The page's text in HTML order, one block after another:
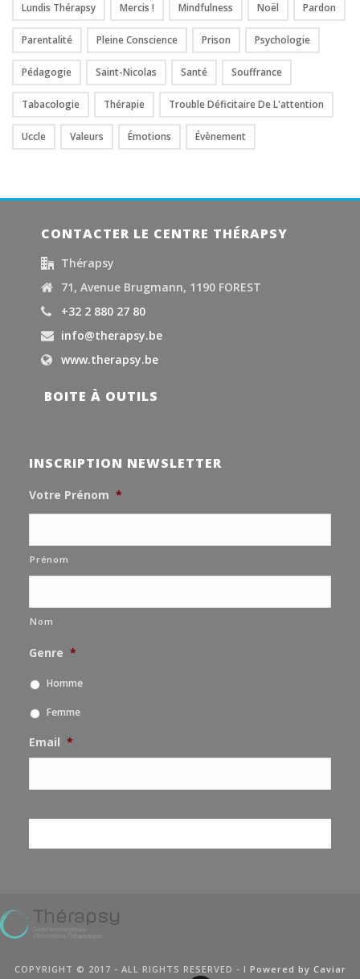
Lundis Thérapsy Mercis ! Mindfulness Noël Pardon
Parentalité Pleine Conscience Prison Psychologie
Pédagogie Saint-Nicolas Santé Souffrance
Tabacologie Thérapie Trouble Déficitaire De L'attention
Uccle Valeurs Émotions Évènement
CONTACTER LE CENTRE THÉRAPSY
Thérapsy
71, Avenue Brugmann, 1190 FOREST
+32 2 880 27 80
info@therapsy.be
www.therapsy.be
BOITE À OUTILS
INSCRIPTION NEWSLETTER
Votre Prénom *
Prénom
Nom
Genre *
Homme
Femme
Email *
COPYRIGHT © 2017 - ALL RIGHTS RESERVED - I Powered by Caviar